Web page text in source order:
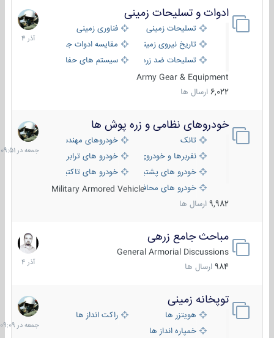
ادوات و تسلیحات زمینی
تسلیحات زمینی
فناوری زمینی
تاریخ نیروی زمینی
مقایسه ادوات جنگی
تسلیحات ضد زره
سیستم های حفاظت فعال
Army Gear & Equipment
6,022 ارسال ها
21
آذر
خودروهای نظامی و زره پوش ها
تانک
خودروهای مهندسی
نفربرها و خودروی های رزمی پیاده نظام
خودرو های ترابری نظامی
خودرو های پشتیبانی آتش ، شناسایی و ضد تانک
خودرو های تاکتیکی نظامی
خودرو های محافظت شدهMilitary Armored Vehicle
9,982 ارسال ها
جمعه
در
09:51
مباحث جامع زرهی
General Armorial Discussions
984 ارسال ها
7
آذر
توپخانه زمینی
هویتزر ها
راکت انداز ها
خمپاره انداز ها
جمعه
در
09:09